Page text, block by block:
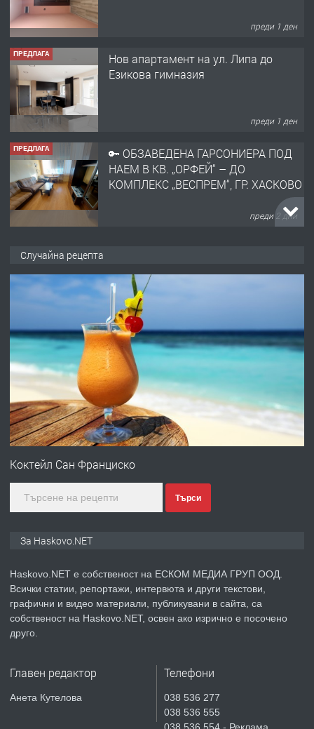
преди 1 ден
ПРЕДЛАГА
Нов апартамент на ул. Липа до
Езикова гимназия
преди 1 ден
ПРЕДЛАГА
🔑 ОБЗАВЕДЕНА ГАРСОНИЕРА ПОД
НАЕМ В КВ. „ОРФЕЙ“ – ДО
КОМПЛЕКС „ВЕСПРЕМ“, ГР. ХАСКОВО
преди 2 дни
АПАРТАМЕНТ В ЦЕНТЪРА НА ГР.
ХАСКОВО
ПРЕДЛАГА Давам гараж под наем
преди 3 дни
ПРЕДЛАГА
№4120 Магазин/Офис под наем в кв.
градската градина!
преди 4 дни
ПРЕДЛАГА
Продавам парцел в гр. Хасково кв.
СГЛОБЯВАНЕ НА МЕБЕЛИ.
Случайна рецепта
Коктейл Сан Франциско
Търси
За Haskovo.NET
Haskovo.NET е собственост на ЕСКОМ МЕДИА ГРУП ООД.
Всички статии, репортажи, интервюта и други текстови,
графични и видео материали, публикувани в сайта, са
собственост на Haskovo.NET, освен ако изрично е посочено
друго.
Главен редактор
Анета Кутелова
Телефони
038 536 277
038 536 555